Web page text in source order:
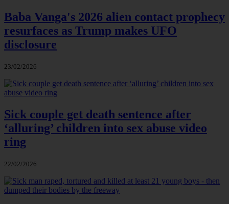
Baba Vanga's 2026 alien contact prophecy
resurfaces as Trump makes UFO
disclosure
23/02/2026
Sick couple get death sentence after
‘alluring’ children into sex abuse video
ring
22/02/2026